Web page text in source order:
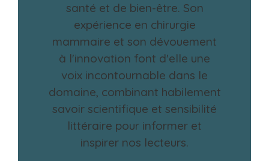
santé et de bien-être. Son
expérience en chirurgie
mammaire et son dévouement
à l'innovation font d'elle une
voix incontournable dans le
domaine, combinant habilement
savoir scientifique et sensibilité
littéraire pour informer et
inspirer nos lecteurs.